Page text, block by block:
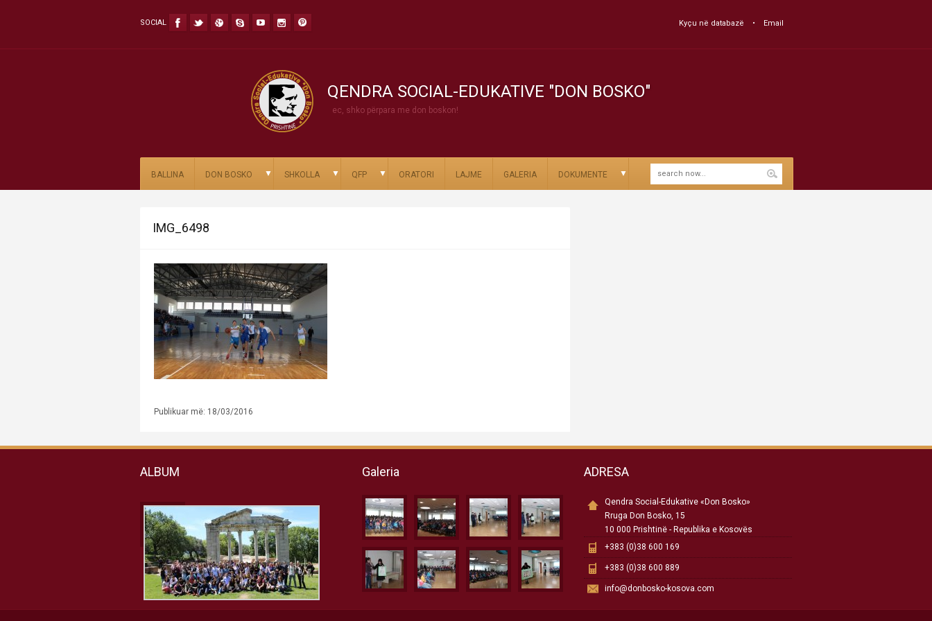
SOCIAL Kyçu në databazë Email
QENDRA SOCIAL-EDUKATIVE "DON BOSKO"
ec, shko përpara me don boskon!
BALLINA DON BOSKO ▼ SHKOLLA ▼ QFP ▼ ORATORI LAJME GALERIA DOKUMENTE ▼
IMG_6498
Publikuar më: 18/03/2016
ALBUM Galeria ADRESA
Qendra Social-Edukative «Don Bosko»
Rruga Don Bosko, 15
10 000 Prishtinë - Republika e Kosovës
+383 (0)38 600 169
+383 (0)38 600 889
info@donbosko-kosova.com